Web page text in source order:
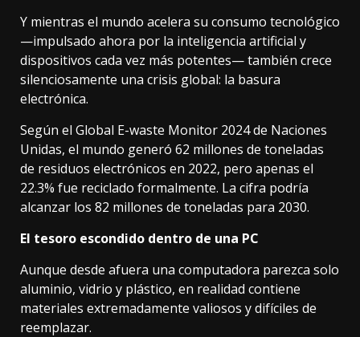
Y mientras el mundo acelera su consumo tecnológico
—impulsado ahora por la inteligencia artificial y
dispositivos cada vez más potentes— también crece
silenciosamente una crisis global: la basura
electrónica.
Según el Global E-waste Monitor 2024 de Naciones
Unidas, el mundo generó 62 millones de toneladas
de residuos electrónicos en 2022, pero apenas el
22.3% fue reciclado formalmente. La cifra podría
alcanzar los 82 millones de toneladas para 2030.
El tesoro escondido dentro de una PC
Aunque desde afuera una computadora parezca solo
aluminio, vidrio y plástico, en realidad contiene
materiales extremadamente valiosos y difíciles de
reemplazar.